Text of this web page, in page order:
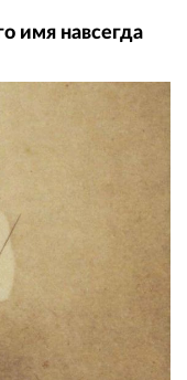
имя навсегда